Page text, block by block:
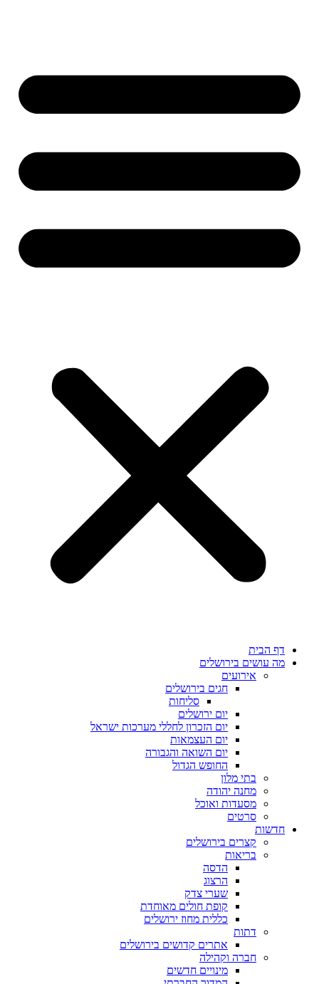
דף הבית
מה עושים בירושלים
אירועים
חגים בירושלים
סליחות
יום ירושלים
יום הזכרון לחללי מערכות ישראל
יום העצמאות
יום השואה והגבורה
החופש הגדול
בתי מלון
מחנה יהודה
מסעדות ואוכל
סרטים
חדשות
קצרים בירושלים
בריאות
הדסה
הרצוג
שערי צדק
קופת חולים מאוחדת
כללית מחוז ירושלים
דתות
אתרים קדושים בירושלים
חברה וקהילה
מינויים חדשים